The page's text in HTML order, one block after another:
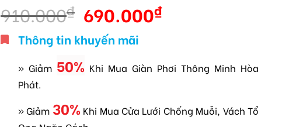
910.000₫ 690.000₫
Thông tin khuyến mãi
» Giảm 50% Khi Mua Giàn Phơi Thông Minh Hòa
Phát.
» Giảm 30% Khi Mua Cửa Lưới Chống Muỗi, Vách Tổ